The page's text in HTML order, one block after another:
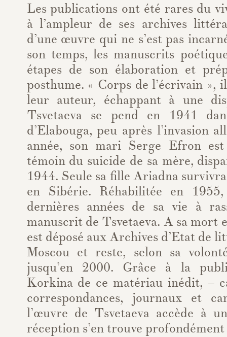
Les publications ont été rares du
à l’ampleur de ses archives
d’une œuvre qui ne s’est pas
son temps, les manuscrits
étapes de son élaboration et
posthume. « Corps de l’écrivain »,
leur auteur, échappant à une
Tsvetaeva se pend en 1941
d’Elabouga, peu après l’invasion
année, son mari Serge Efron
témoin du suicide de sa mère,
1944. Seule sa fille Ariadna
en Sibérie. Réhabilitée en
dernières années de sa vie à
manuscrit de Tsvetaeva. A sa mort
est déposé aux Archives d’Etat de
Moscou et reste, selon sa
jusqu’en 2000. Grâce à la
Korkina de ce matériau inédit, –
correspondances, journaux et
l’œuvre de Tsvetaeva accède à
réception s’en trouve